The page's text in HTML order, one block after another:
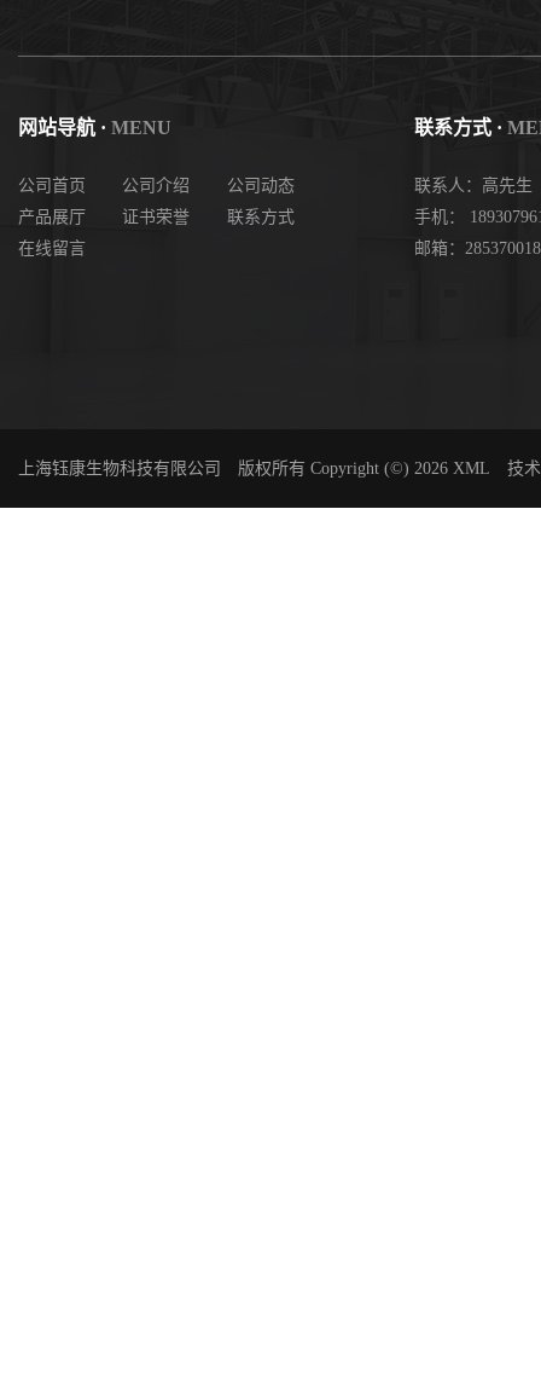
网站导航 · MENU
公司首页 公司介绍
公司动态
产品展厅
证书荣誉
联系方式
在线留言
联系方式 ·
联系人：高先生
手机：
邮箱：
上海钰康生物科技有限公司 版权所有 Copyright (©) 2026 XML 技